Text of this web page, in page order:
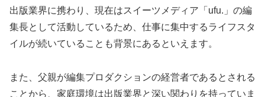
出版業界に携わり、現在はスイーツメディア「ufu.」の編
集長として活動しているため、仕事に集中するライフスタ
イルが続いていることも背景にあるといえます。
また、父親が編集プロダクションの経営者であるとされる
ことから、家庭環境は出版業界と深い関わりを持っていま